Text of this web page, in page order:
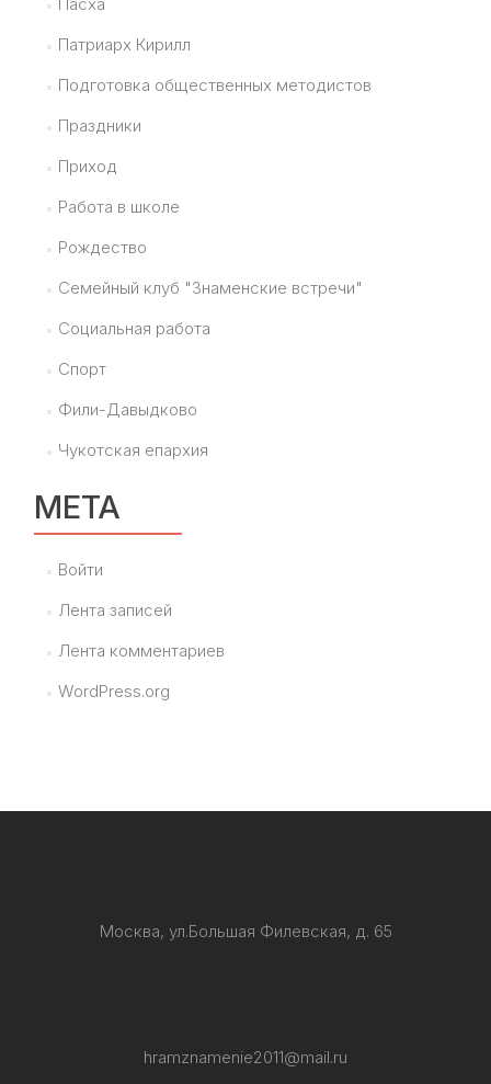
Патриарх Кирилл
Подготовка общественных методистов
Праздники
Приход
Работа в школе
Рождество
Семейный клуб "Знаменские встречи"
Социальная работа
Спорт
Фили-Давыдково
Чукотская епархия
МЕТА
Войти
Лента записей
Лента комментариев
WordPress.org
Москва, ул.Большая Филевская, д. 65
hramznamenie2011@mail.ru